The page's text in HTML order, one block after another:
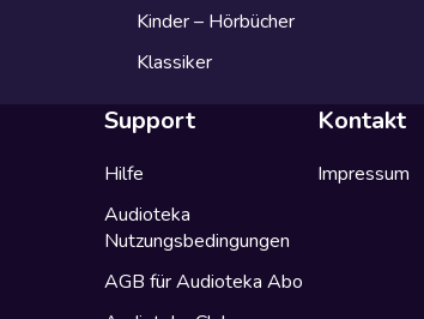
Kinder – Hörbücher
Klassiker
Support
Hilfe
Audioteka
Nutzungsbedingungen
AGB für Audioteka Abo
Kontakt
Impressum